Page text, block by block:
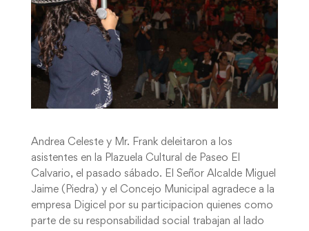
Andrea Celeste y Mr. Frank deleitaron a los
asistentes en la Plazuela Cultural de Paseo El
Calvario, el pasado sábado. El Señor Alcalde Miguel
Jaime (Piedra) y el Concejo Municipal agradece a la
empresa Digicel por su participacion quienes como
parte de su responsabilidad social trabajan al lado